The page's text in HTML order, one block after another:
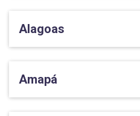
Alagoas
Amapá